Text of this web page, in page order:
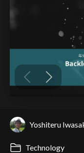
Yoshiteru
Technology